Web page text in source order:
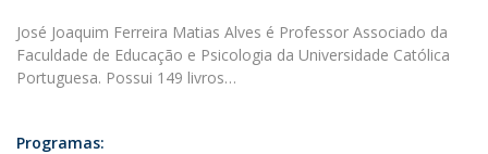
José Joaquim Ferreira Matias Alves é Professor Associado da
Faculdade de Educação e Psicologia da Universidade Católica
Portuguesa. Possui 149 livros…
Programas: